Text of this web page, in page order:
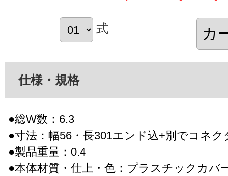
式
仕様・規格
●総W数：6.3
●寸法：幅56・長301エンド込+別でコネク
●製品重量：0.4
●本体材質・仕上・色：プラスチックカバ